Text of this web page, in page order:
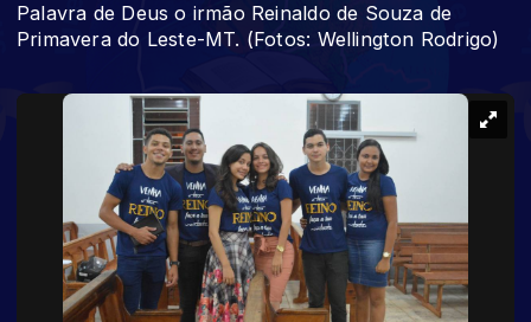
Palavra de Deus o irmão Reinaldo de Souza de
Primavera do Leste-MT. (Fotos: Wellington Rodrigo)